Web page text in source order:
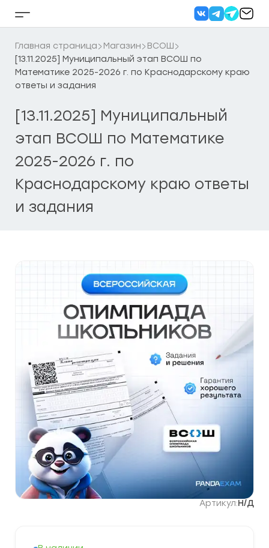
Кнопка
бокового
меню
Главная страница Магазин
ВСОШ
[13.11.2025] Муниципальный этап ВСОШ по
Математике 2025-2026 г. по Краснодарскому краю
ответы и задания
[13.11.2025] Муниципальный
этап ВСОШ по Математике
2025-2026 г. по
Краснодарскому краю ответы
и задания
Артикул:Н/Д